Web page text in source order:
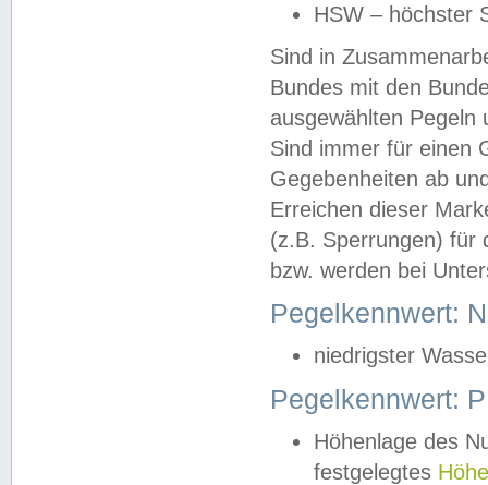
HSW – höchster
Sind in
Bundes mit den
ausgewählten
Sind immer für einen
Gegebenheiten ab
Erreichen dieser
(z.B. Sperrungen) für
bzw. werden bei
Pegelkennwert:
niedrigster
Pegelkennwert:
Höhenlage des
festgelegtes